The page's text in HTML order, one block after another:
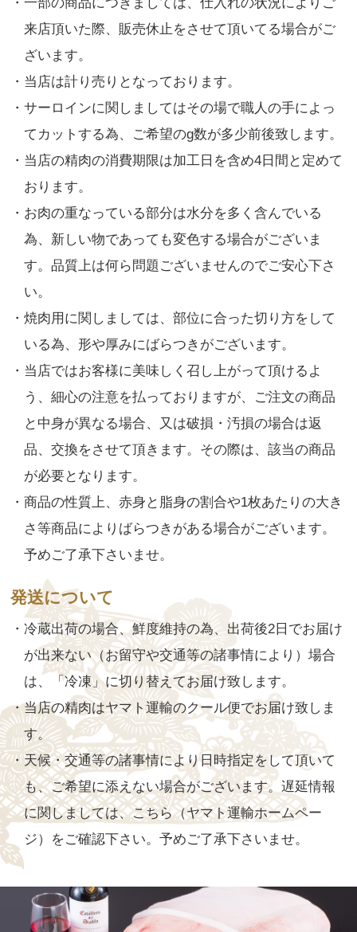
来店頂いた際、販売休止をさせて頂いてる場合がご
ざいます。
・当店は計り売りとなっております。
・サーロインに関しましてはその場で職人の手によっ
てカットする為、ご希望のg数が多少前後致します。
・当店の精肉の消費期限は加工日を含め4日間と定めて
おります。
・お肉の重なっている部分は水分を多く含んでいる
為、新しい物であっても変色する場合がございま
す。品質上は何ら問題ございませんのでご安心下さ
い。
・焼肉用に関しましては、部位に合った切り方をして
いる為、形や厚みにばらつきがございます。
・当店ではお客様に美味しく召し上がって頂けるよ
う、細心の注意を払っておりますが、ご注文の商品
と中身が異なる場合、又は破損・汚損の場合は返
品、交換をさせて頂きます。その際は、該当の商品
が必要となります。
・商品の性質上、赤身と脂身の割合や1枚あたりの大き
さ等商品によりばらつきがある場合がございます。
予めご了承下さいませ。
発送について
・冷蔵出荷の場合、鮮度維持の為、出荷後2日でお届け
が出来ない（お留守や交通等の諸事情により）場合
は、「冷凍」に切り替えてお届け致します。
・当店の精肉はヤマト運輸のクール便でお届け致しま
す。
・天候・交通等の諸事情により日時指定をして頂いて
も、ご希望に添えない場合がございます。遅延情報
に関しましては、こちら（ヤマト運輸ホームペー
ジ）
をご確認下さい。予めご了承下さいませ。